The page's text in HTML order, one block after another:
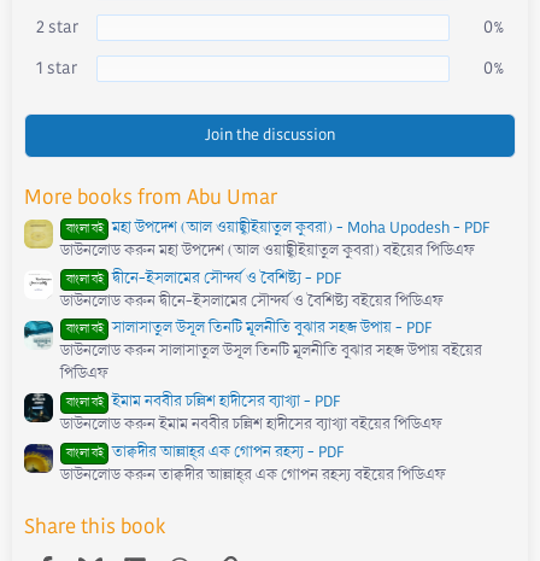
2 star
0%
1 star
0%
Join the discussion
More books from Abu Umar
বাংলা বই মহা উপদেশ (আল ওয়াছ্বীইয়াতুল কুবরা) - Moha Upodesh - PDF
ডাউনলোড করুন মহা উপদেশ (আল ওয়াছ্বীইয়াতুল কুবরা) বইয়ের পিডিএফ
বাংলা বই দ্বীনে-ইসলামের সৌন্দর্য ও বৈশিষ্ট্য - PDF
ডাউনলোড করুন দ্বীনে-ইসলামের সৌন্দর্য ও বৈশিষ্ট্য বইয়ের পিডিএফ
বাংলা বই সালাসাতুল উসূল তিনটি মূলনীতি বুঝার সহজ উপায় - PDF
ডাউনলোড করুন সালাসাতুল উসূল তিনটি মূলনীতি বুঝার সহজ উপায় বইয়ের
পিডিএফ
বাংলা বই ইমাম নববীর চল্লিশ হাদীসের ব্যাখ্যা - PDF
ডাউনলোড করুন ইমাম নববীর চল্লিশ হাদীসের ব্যাখ্যা বইয়ের পিডিএফ
বাংলা বই তাক্বদীর আল্লাহ্‌র এক গোপন রহস্য - PDF
ডাউনলোড করুন তাক্বদীর আল্লাহ্‌র এক গোপন রহস্য বইয়ের পিডিএফ
Share this book